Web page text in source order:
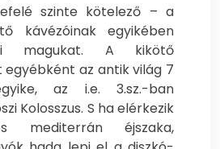
szinte kötelező – a
kávézóinak egyikében
magukat. A kikötő
az antik világ 7
az i.e. 3.sz.-ban
Kolosszus. S ha elérkezik
mediterrán éjszaka,